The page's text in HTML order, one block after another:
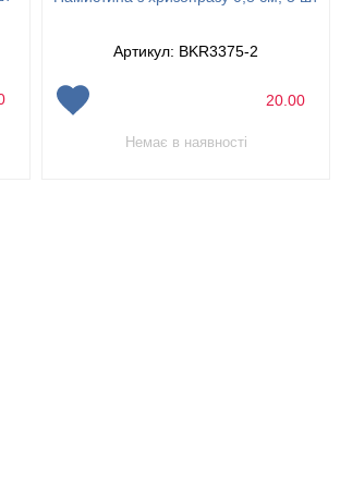
Артикул: BKR3375-2
20.00
Немає в наявності